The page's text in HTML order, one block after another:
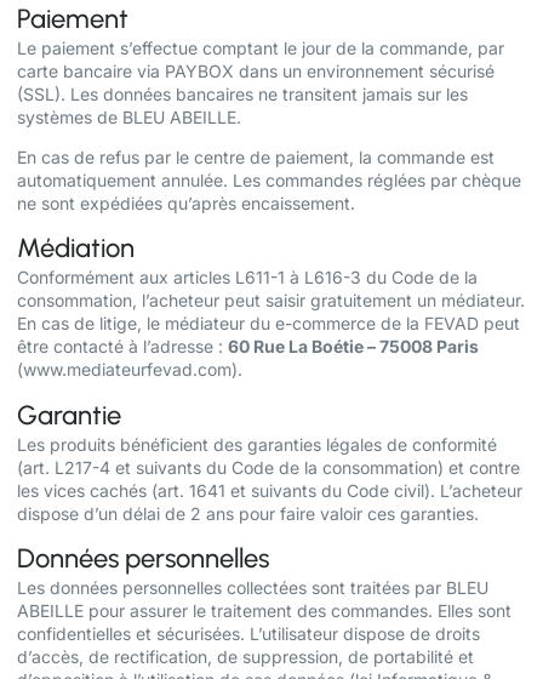
Paiement
Le paiement s’effectue comptant le jour de la commande, par
carte bancaire via PAYBOX dans un environnement sécurisé
(SSL). Les données bancaires ne transitent jamais sur les
systèmes de BLEU ABEILLE.
En cas de refus par le centre de paiement, la commande est
automatiquement annulée. Les commandes réglées par chèque
ne sont expédiées qu’après encaissement.
Médiation
Conformément aux articles L611-1 à L616-3 du Code de la
consommation, l’acheteur peut saisir gratuitement un médiateur.
En cas de litige, le médiateur du e-commerce de la FEVAD peut
être contacté à l’adresse : 60 Rue La Boétie – 75008 Paris
(www.mediateurfevad.com).
Garantie
Les produits bénéficient des garanties légales de conformité
(art. L217-4 et suivants du Code de la consommation) et contre
les vices cachés (art. 1641 et suivants du Code civil). L’acheteur
dispose d’un délai de 2 ans pour faire valoir ces garanties.
Données personnelles
Les données personnelles collectées sont traitées par BLEU
ABEILLE pour assurer le traitement des commandes. Elles sont
confidentielles et sécurisées. L’utilisateur dispose de droits
d’accès, de rectification, de suppression, de portabilité et